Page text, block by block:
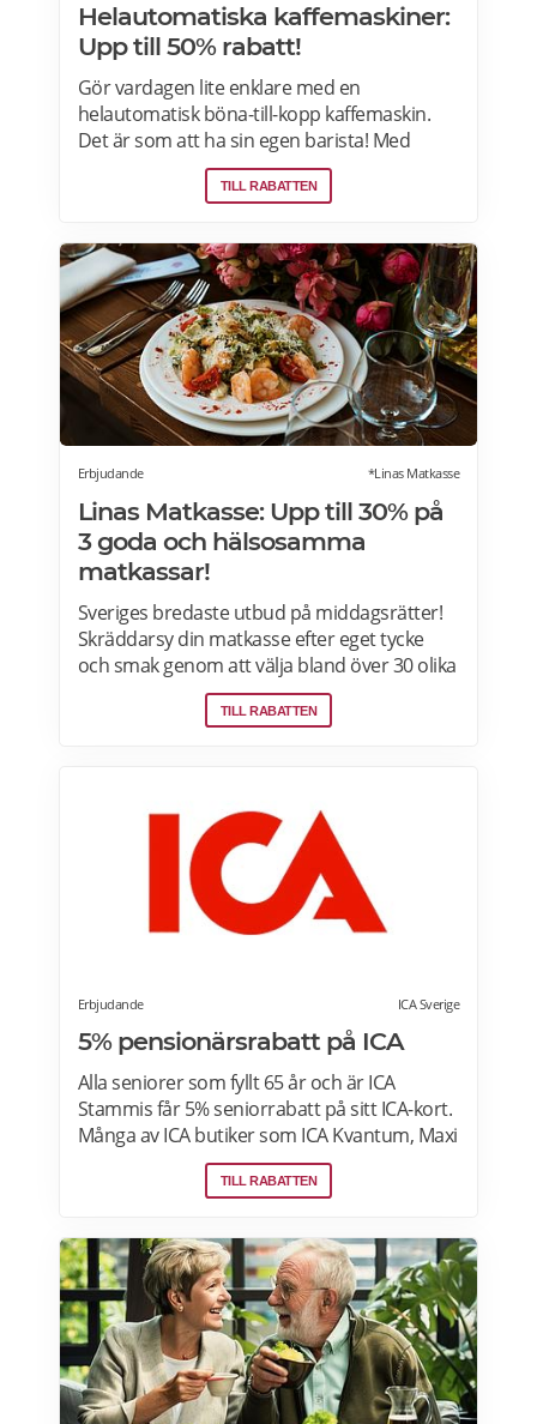
Helautomatiska kaffemaskiner:
Upp till 50% rabatt!
Gör vardagen lite enklare med en
helautomatisk böna-till-kopp kaffemaskin.
Det är som att ha sin egen barista! Med
kaffemaskiner har du möjlighet att finjustera
styrka, temperatur, arominställning
erbjudanden på kaffemaskiner här.
TILL RABATTEN
Erbjudande *Linas Matkasse
Linas Matkasse: Upp till 30% på
3 goda och hälsosamma
matkassar!
Sveriges bredaste utbud på middagsrätter!
Skräddarsy din matkasse efter eget tycke
och smak genom att välja bland över 30 olika
rätter – varje vecka! Din matkasse levereras
direkt till din dörr. Du kan skräddarsy din
TILL RABATTEN
Erbjudande ICA Sverige
5% pensionärsrabatt på ICA
Alla seniorer som fyllt 65 år och är ICA
Stammis får 5% seniorrabatt på sitt ICA-kort.
Många av ICA butiker som ICA Kvantum, Maxi
Stormarknad eller ICA Supermarket erbjuder
pensionärsrabatt. Läs mer om vilken ICA-
stad. Gäller vissa dagar i veckan både i butik
och online. Välj din favoritbutik för att se
aktuella erbjudanden. Läs mer om
pensionärsrabatter på ICA här.
TILL RABATTEN